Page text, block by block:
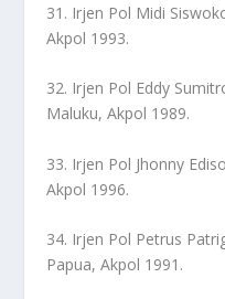
31. Irjen Pol Midi
Akpol 1993.
32. Irjen Pol Eddy
Maluku, Akpol 1989.
33. Irjen Pol Jhonny
Akpol 1996.
34. Irjen Pol Petrus
Papua, Akpol 1991.